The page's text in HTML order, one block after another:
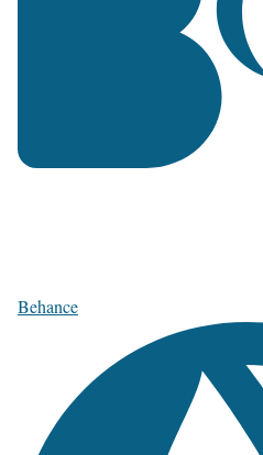
Behance